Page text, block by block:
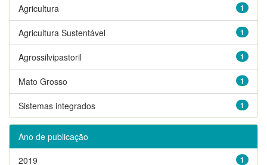
1
Agricultura
1
Agricultura Sustentável
1
Agrossilvipastoril
1
Mato Grosso
1
Sistemas integrados
Ano de publicação
1
2019